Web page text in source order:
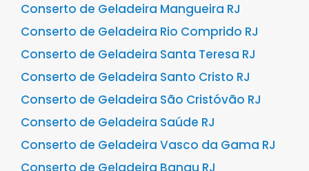
Conserto de Geladeira Mangueira RJ
Conserto de Geladeira Rio Comprido RJ
Conserto de Geladeira Santa Teresa RJ
Conserto de Geladeira Santo Cristo RJ
Conserto de Geladeira São Cristóvão RJ
Conserto de Geladeira Saúde RJ
Conserto de Geladeira Vasco da Gama RJ
Conserto de Geladeira Bangu RJ